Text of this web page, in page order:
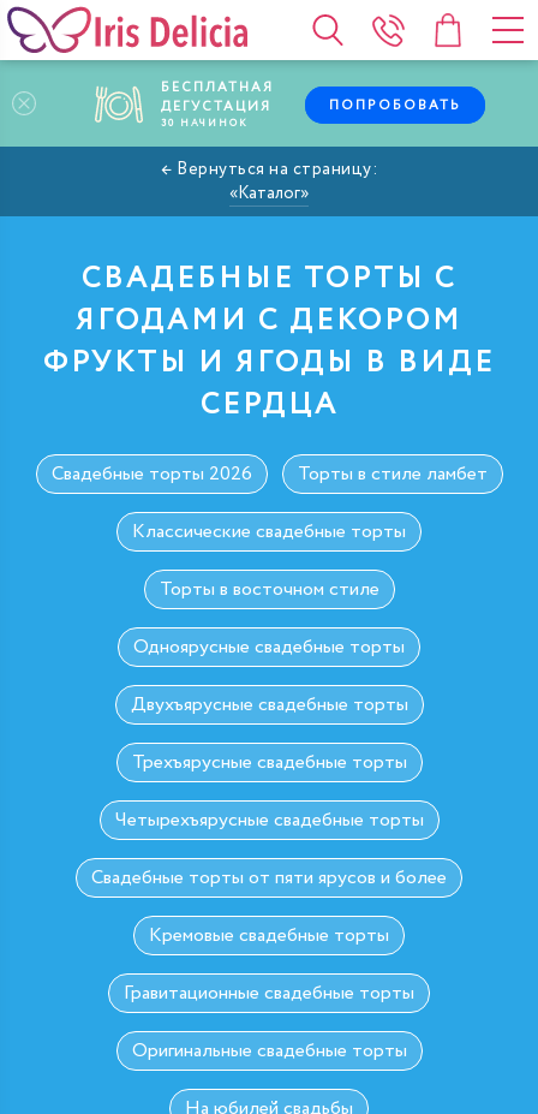
БЕСПЛАТНАЯ
ДЕГУСТАЦИЯ
30 НАЧИНОК
ПОПРОБОВАТЬ
Каталог
СВАДЕБНЫЕ ТОРТЫ С
ЯГОДАМИ С ДЕКОРОМ
ФРУКТЫ И ЯГОДЫ В ВИДЕ
СЕРДЦА
Свадебные торты 2026 Торты в стиле ламбет
Классические свадебные торты
Торты в восточном стиле
Одноярусные свадебные торты
Двухъярусные свадебные торты
Трехъярусные свадебные торты
Четырехъярусные свадебные торты
Свадебные торты от пяти ярусов и более
Кремовые свадебные торты
Гравитационные свадебные торты
Оригинальные свадебные торты